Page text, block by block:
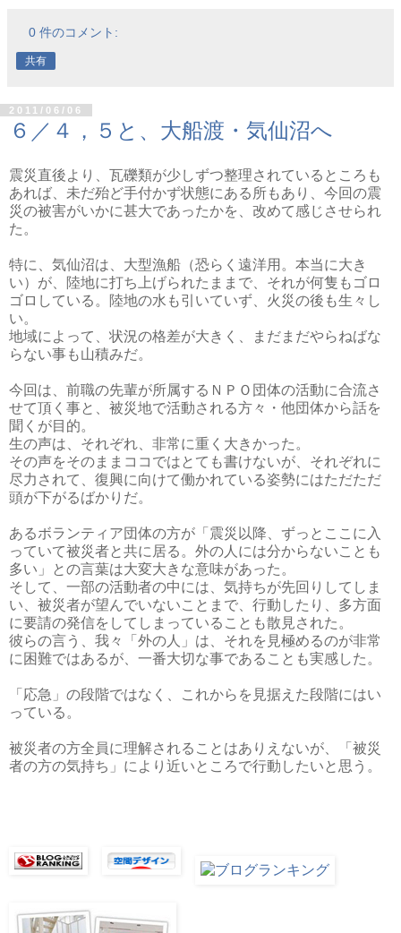
0 件のコメント:
共有
2011/06/06
６／４，５と、大船渡・気仙沼へ
震災直後より、瓦礫類が少しずつ整理されているところも
あれば、未だ殆ど手付かず状態にある所もあり、今回の震
災の被害がいかに甚大であったかを、改めて感じさせられ
た。
特に、気仙沼は、大型漁船（恐らく遠洋用。本当に大き
い）が、陸地に打ち上げられたままで、それが何隻もゴロ
ゴロしている。陸地の水も引いていず、火災の後も生々し
い。
地域によって、状況の格差が大きく、まだまだやらねばな
らない事も山積みだ。
今回は、前職の先輩が所属するＮＰＯ団体の活動に合流さ
せて頂く事と、被災地で活動される方々・他団体から話を
聞くが目的。
生の声は、それぞれ、非常に重く大きかった。
その声をそのままココではとても書けないが、それぞれに
尽力されて、復興に向けて働かれている姿勢にはただただ
頭が下がるばかりだ。
あるボランティア団体の方が「震災以降、ずっとここに入
っていて被災者と共に居る。外の人には分からないことも
多い」との言葉は大変大きな意味があった。
そして、一部の活動者の中には、気持ちが先回りしてしま
い、被災者が望んでいないことまで、行動したり、多方面
に要請の発信をしてしまっていることも散見された。
彼らの言う、我々「外の人」は、それを見極めるのが非常
に困難ではあるが、一番大切な事であることも実感した。
「応急」の段階ではなく、これからを見据えた段階にはい
っている。
被災者の方全員に理解されることはありえないが、「被災
者の方の気持ち」により近いところで行動したいと思う。